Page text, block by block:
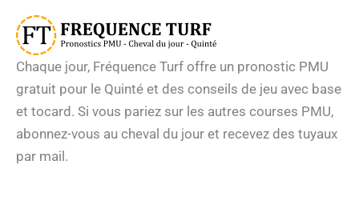
Chaque jour, Fréquence Turf offre un pronostic PMU
gratuit pour le Quinté et des conseils de jeu avec base
et tocard. Si vous pariez sur les autres courses PMU,
abonnez-vous au cheval du jour et recevez des tuyaux
par mail.